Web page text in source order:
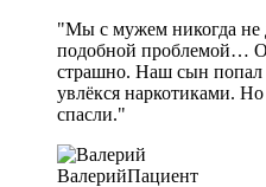
"Мы с мужем никогда не
подобной проблемой…
страшно. Наш сын
увлёкся наркотиками.
спасли."
ВалерийПациент